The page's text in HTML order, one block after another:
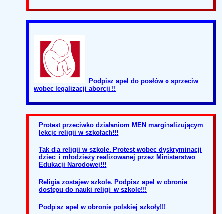
Podpisz apel do posłów o sprzeciw
wobec legalizacji aborcji!!!
Protest przeciwko działaniom MEN marginalizującym
lekcje religii w szkołach!!!
Tak dla religii w szkole. Protest wobec dyskryminacji
dzieci i młodzieży realizowanej przez Ministerstwo
Edukacji Narodowej!!!
Religia zostajew szkole. Podpisz apel w obronie
dostępu do nauki religii w szkole!!!
Podpisz apel w obronie polskiej szkoły!!!